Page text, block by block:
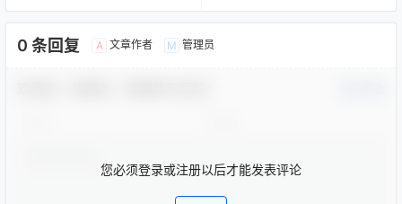
0 条回复 A 文章作者 M 管理员
您必须登录或注册以后才能发表评论